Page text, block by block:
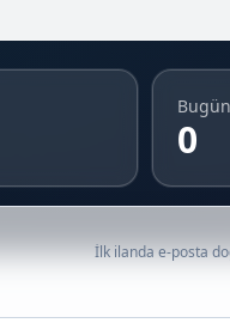
0
İlk ilanda e-posta